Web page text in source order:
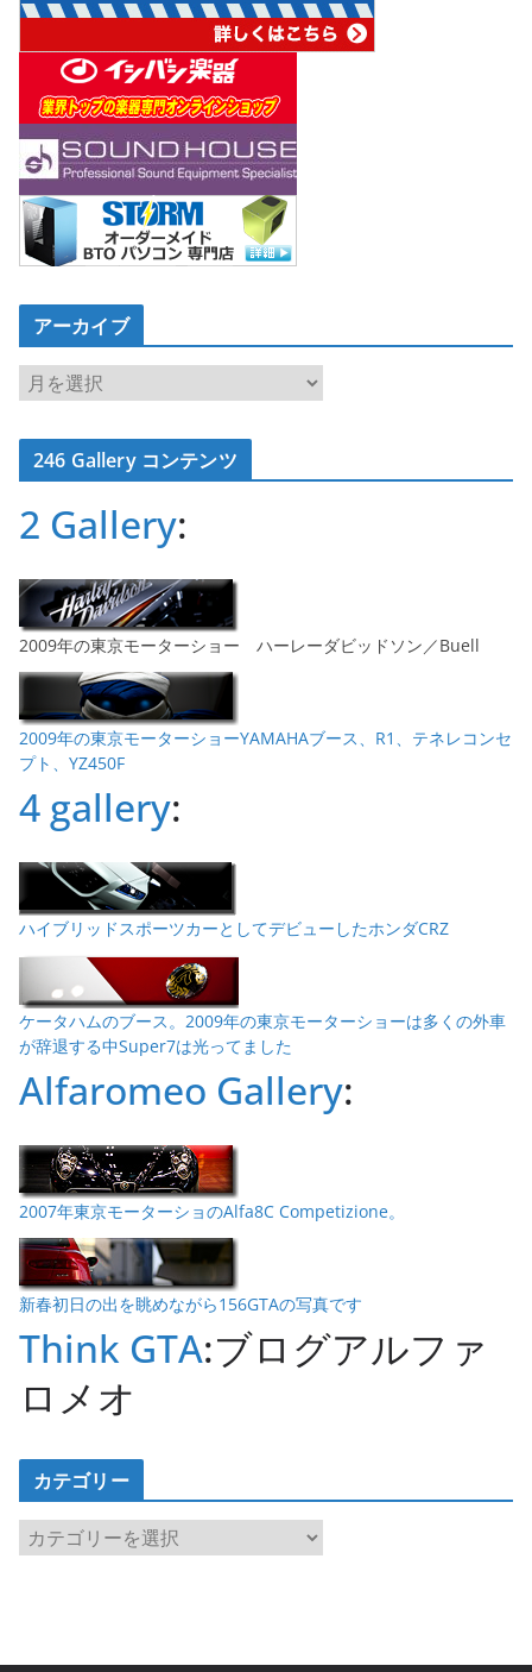
アーカイブ
ア
ー
カ
イ246 Gallery コンテンツ
2 Gallery:
2009年の東京モーターショー ハーレーダビッドソン／Buell
2009年の東京モーターショーYAMAHAブース、R1、テネレコンセ
プト、YZ450F
4 gallery:
ハイブリッドスポーツカーとしてデビューしたホンダCRZ
ケータハムのブース。2009年の東京モーターショーは多くの外車
が辞退する中Super7は光ってました
Alfaromeo Gallery:
2007年東京モーターショのAlfa8C Competizione。
新春初日の出を眺めながら156GTAの写真です
Think GTA:ブログアルファ
ロメオ
カテゴリー
カ
テ